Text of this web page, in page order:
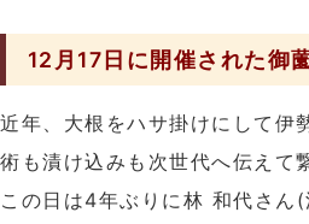
12月17日に開催された御
近年、大根をハサ掛けにして伊
術も漬け込みも次世代へ伝えて
この日は4年ぶりに林 和代さ